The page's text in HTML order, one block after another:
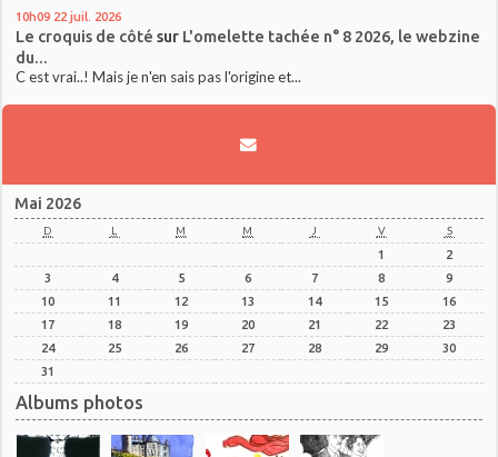
10h09 22 juil. 2026
Le croquis de côté sur L'omelette tachée n° 8 2026, le webzine
du...
C est vrai..! Mais je n'en sais pas l'origine et...
Mai 2026
D L M M J V S
1
2
3
4 5 6 7 8
9
10
11 12 13 14 15
16
17
18 19 20 21 22
23
24
25 26 27 28 29
30
31
Albums photos